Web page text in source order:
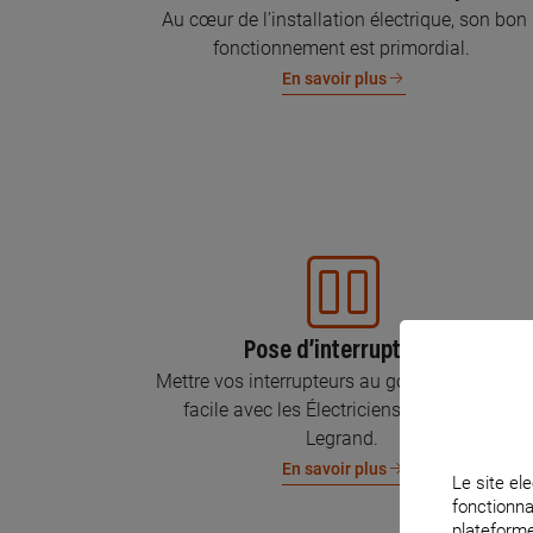
Au cœur de l’installation électrique, son bon
fonctionnement est primordial.
En savoir plus
Pose d’interrupteurs
Mettre vos interrupteurs au goût du jour, c’est
facile avec les Électriciens Certifiés par
Legrand.
En savoir plus
Le site